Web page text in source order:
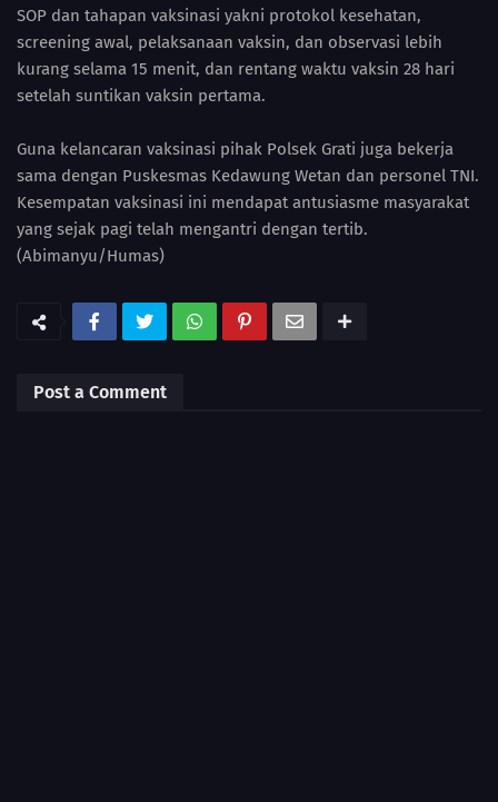
SOP dan tahapan vaksinasi yakni protokol kesehatan,
screening awal, pelaksanaan vaksin, dan observasi lebih
kurang selama 15 menit, dan rentang waktu vaksin 28 hari
setelah suntikan vaksin pertama.
Guna kelancaran vaksinasi pihak Polsek Grati juga bekerja
sama dengan Puskesmas Kedawung Wetan dan personel TNI.
Kesempatan vaksinasi ini mendapat antusiasme masyarakat
yang sejak pagi telah mengantri dengan tertib.
(Abimanyu/Humas)
Post a Comment